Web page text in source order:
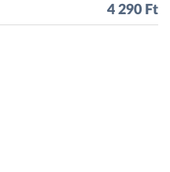
4 290 Ft